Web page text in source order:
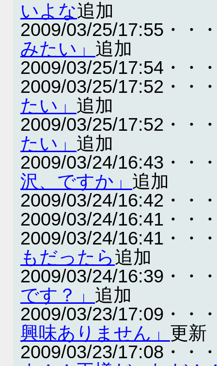
いよな追加
2009/03/25/17:55・・
みたい」 追加
2009/03/25/17:54・・
2009/03/25/17:52・・
たい」 追加
2009/03/25/17:52・・
たい」 追加
2009/03/24/16:43・・
沢、ですか」 追加
2009/03/24/16:42・・
2009/03/24/16:41・・
2009/03/24/16:41・・
もだったら追加
2009/03/24/16:39・・
です？」 追加
2009/03/23/17:09・・
興味ありません」 更新
2009/03/23/17:08・・